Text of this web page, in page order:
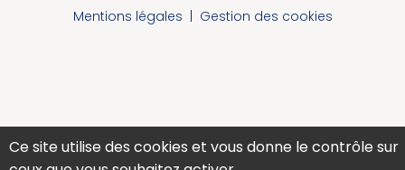
Mentions légales | Gestion des cookies
Ce site utilise des cookies et vous donne le contrôle sur